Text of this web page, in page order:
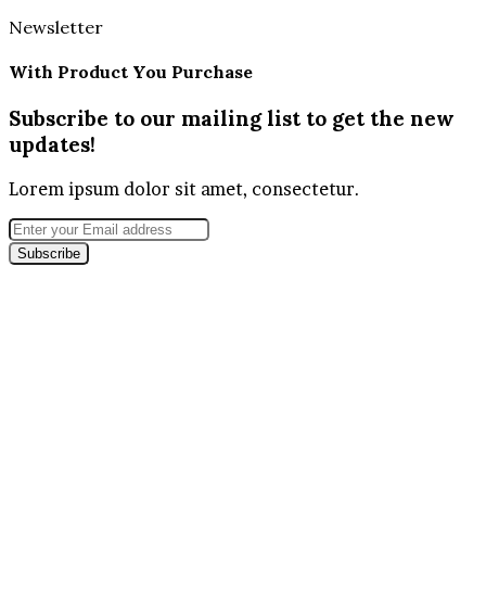
Newsletter
With Product You Purchase
Subscribe to our mailing list to get the new
updates!
Lorem ipsum dolor sit amet, consectetur.
Enter
your
Email